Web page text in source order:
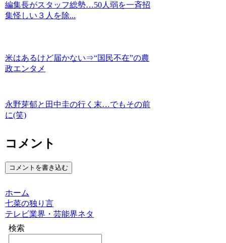
編集長がスタッフ総勢…50人弱を一斉招
集怪しい３人を除...
米はあるけど届かない⇒“国民不在”の農
政エンタメ
永野芽郁と田中圭の行く末…でもその前
に(笑)
コメント
コメントを書き込む
ホーム
七菜の独り言
テレビ業界・芸能界ネタ
検索